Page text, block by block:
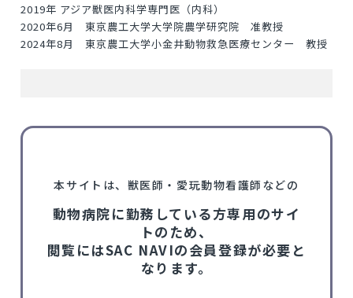
2019年 アジア獣医内科学専門医（内科）
2020年6月 東京農工大学大学院農学研究院 准教授
2024年8月 東京農工大学小金井動物救急医療センター 教授
本サイトは、獣医師・愛玩動物看護師などの
動物病院に勤務している方専用のサイ
トのため、
閲覧にはSAC NAVIの会員登録が必要と
なります。